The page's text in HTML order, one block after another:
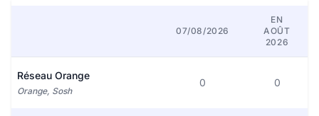
07/08/2026
EN
AOÛT
2026
Réseau Orange
Orange, Sosh
0 0